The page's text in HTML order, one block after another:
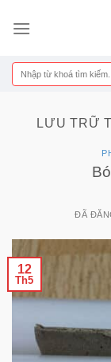
đến
dung
Tìm
kiếm:
LƯU TRỮ
ĐÃ
12
Th5